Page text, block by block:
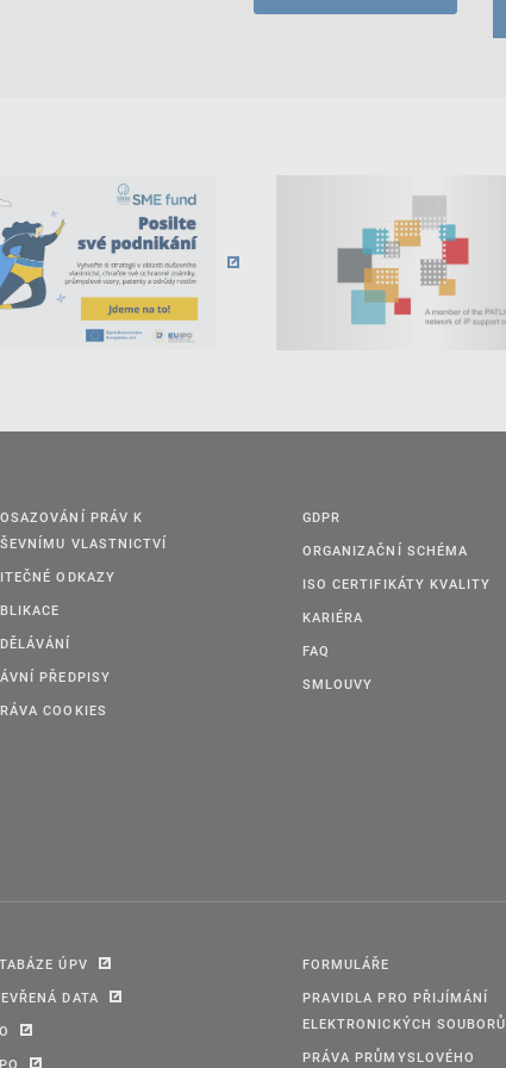
PRÁV K
VLASTNICTVÍ
ODKAZY
PŘEDPISY
COOKIES
GDPR
ORGANIZAČNÍ SCHÉMA
ISO CERTIFIKÁTY KVALITY
KARIÉRA
FAQ
SMLOUVY
ÚPV
DATA
FORMULÁŘE
PRAVIDLA PRO PŘIJÍMÁNÍ
ELEKTRONICKÝCH SOUBORŮ
PRÁVA PRŮMYSLOVÉHO